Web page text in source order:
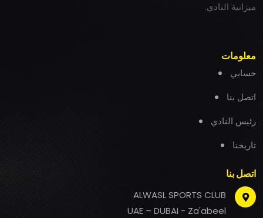
ميزانية النادي.
معلومات
حسابي
اتصل بنا
رئيس النادي
تاريخنا
اتصل بنا
ALWASL SPORTS CLUB
UAE – DUBAI - Za'abeel